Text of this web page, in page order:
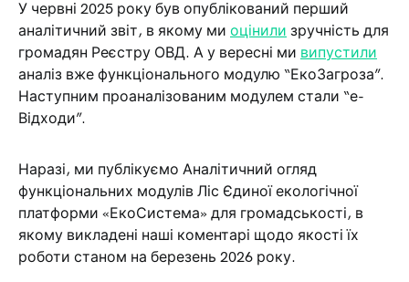
У червні 2025 року був опублікований перший
аналітичний звіт, в якому ми оцінили зручність для
громадян Реєстру ОВД. А у вересні ми випустили
аналіз вже функціонального модулю “ЕкоЗагроза”.
Наступним проаналізованим модулем стали “е-
Відходи”.
Наразі, ми публікуємо Аналітичний огляд
функціональних модулів Ліс Єдиної екологічної
платформи «ЕкоСистема» для громадськості, в
якому викладені наші коментарі щодо якості їх
роботи станом на березень 2026 року.